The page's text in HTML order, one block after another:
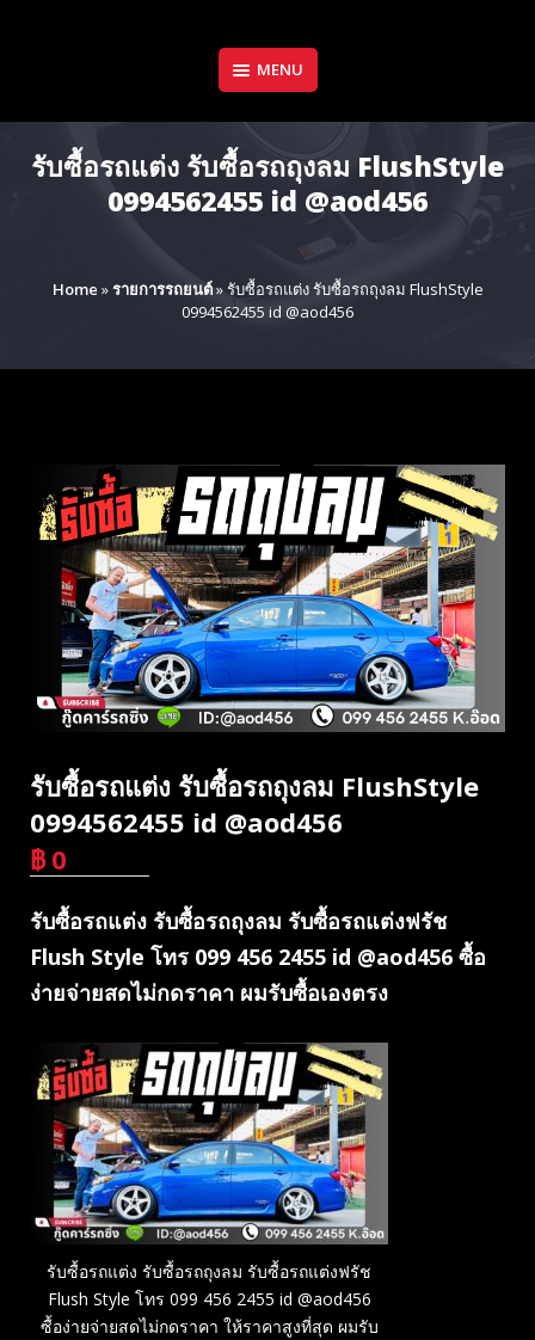
MENU
รับซื้อรถแต่ง รับซื้อรถถุงลม FlushStyle
0994562455 id @aod456
Home »รายการรถยนต์»รับซื้อรถแต่ง รับซื้อรถถุงลม FlushStyle
0994562455 id @aod456
รับซื้อรถแต่ง รับซื้อรถถุงลม FlushStyle
0994562455 id @aod456
฿ 0
รับซื้อรถแต่ง รับซื้อรถถุงลม รับซื้อรถแต่งฟรัช
Flush Style โทร 099 456 2455 id @aod456 ซื้อ
ง่ายจ่ายสดไม่กดราคา ผมรับซื้อเองตรง
รับซื้อรถแต่ง รับซื้อรถถุงลม รับซื้อรถแต่งฟรัช
Flush Style โทร 099 456 2455 id @aod456
ซื้อง่ายจ่ายสดไม่กดราคา ให้ราคาสูงที่สุด ผมรับ